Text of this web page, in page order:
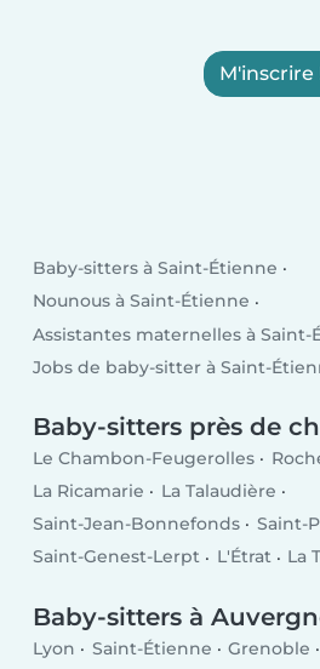
M'inscrire
Baby-sitters à Saint-Étienne
Nounous à Saint-Étienne
Assistantes maternelles à Saint-
Jobs de baby-sitter à Saint-
Baby-sitters près de
Le Chambon-Feugerolles
La Ricamarie
La Talaudière
Saint-Jean-Bonnefonds
Saint-
Saint-Genest-Lerpt
L'Étrat La
Baby-sitters à
Lyon Saint-Étienne Grenoble